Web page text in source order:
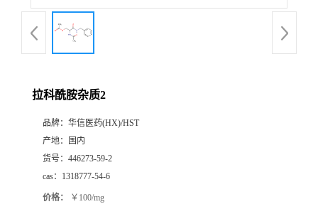
书
誉
拉科酰胺杂质2
品牌： 华信医药(HX)/HST
产地：
国内
货号： 446273-59-2
cas： 1318777-54-6
价格： ￥100/mg